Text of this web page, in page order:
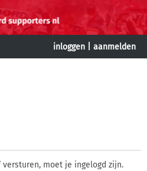
inloggen aanmelden
moet je ingelogd zijn.